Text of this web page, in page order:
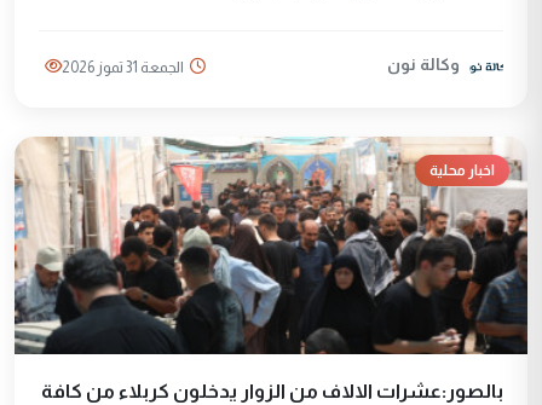
وكالة نون الجمعة 31 تموز 2026
اخبار محلية
بالصور:عشرات الالاف من الزوار يدخلون كربلاء من كافة